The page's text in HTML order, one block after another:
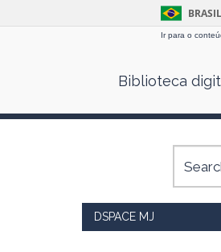
BRASIL
Ir para o
Biblioteca
DSPACE MJ